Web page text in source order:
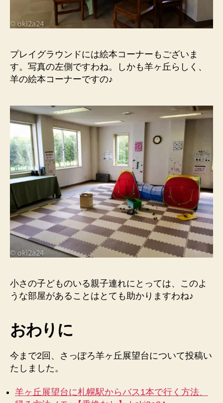
プレイグラウンドには絵本コーナーもございま
す。写真の左側ですわね。しかも羊ヶ丘らしく、
羊の絵本コーナーですの♪
小さの子どものいる親子連れにとっては、このよ
うな部屋があることはとても助かりますわね♪
おわりに
今まで2回、さっぽろ羊ヶ丘展望台について投稿い
たしました。
羊ヶ丘展望台に札幌駅からバス1本で行く方法、